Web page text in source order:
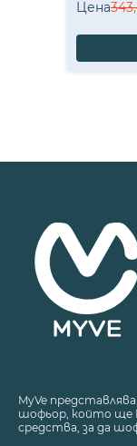
Цена
MyVe
шофьор, който ще
средства, за да